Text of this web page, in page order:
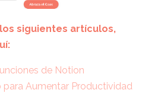
siguientes artículos,
de Notion
Aumentar Productividad